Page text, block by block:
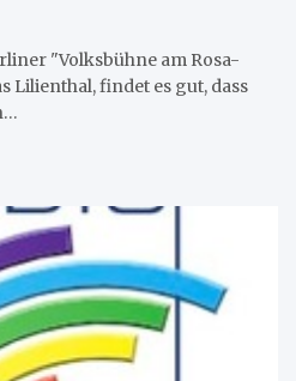
"Volksbühne am Rosa-
Lilienthal, findet es gut, dass